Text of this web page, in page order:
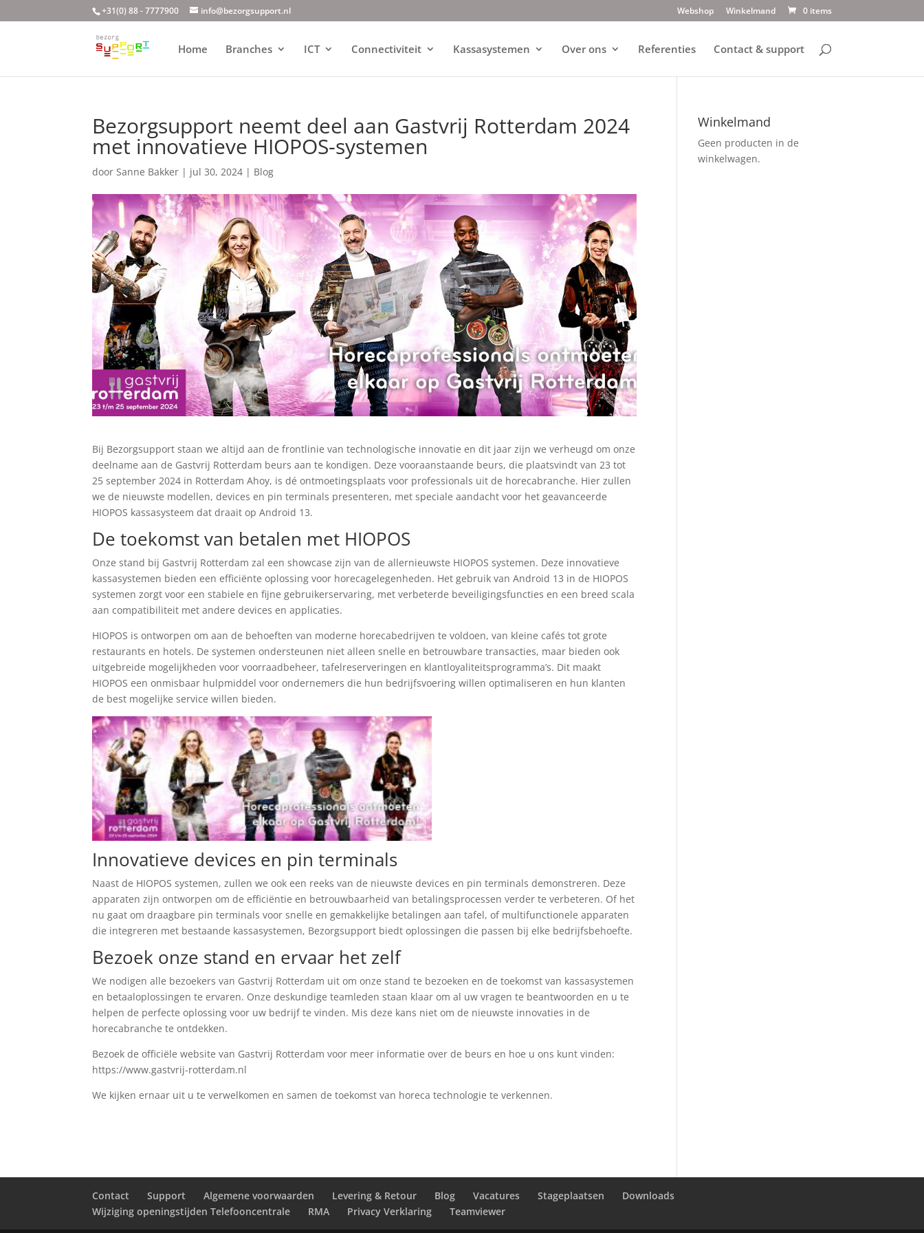
+31(0) 88 - 7777900 info@bezorgsupport.nl Webshop Winkelmand 0 items
Home Branches ICT Connectiviteit Kassasystemen Over ons Referenties Contact & support
Bezorgsupport neemt deel aan Gastvrij Rotterdam 2024
met innovatieve HIOPOS-systemen
doorSanne Bakker | jul 30, 2024 | Blog
Bij Bezorgsupport staan we altijd aan de frontlinie van technologische innovatie en dit jaar zijn we verheugd om onze
deelname aan de Gastvrij Rotterdam beurs aan te kondigen. Deze vooraanstaande beurs, die plaatsvindt van 23 tot
25 september 2024 in Rotterdam Ahoy, is dé ontmoetingsplaats voor professionals uit de horecabranche. Hier zullen
we de nieuwste modellen, devices en pin terminals presenteren, met speciale aandacht voor het geavanceerde
HIOPOS kassasysteem dat draait op Android 13.
De toekomst van betalen met HIOPOS
Onze stand bij Gastvrij Rotterdam zal een showcase zijn van de allernieuwste HIOPOS systemen. Deze innovatieve
kassasystemen bieden een efficiënte oplossing voor horecagelegenheden. Het gebruik van Android 13 in de HIOPOS
systemen zorgt voor een stabiele en fijne gebruikerservaring, met verbeterde beveiligingsfuncties en een breed scala
aan compatibiliteit met andere devices en applicaties.
HIOPOS is ontworpen om aan de behoeften van moderne horecabedrijven te voldoen, van kleine cafés tot grote
restaurants en hotels. De systemen ondersteunen niet alleen snelle en betrouwbare transacties, maar bieden ook
uitgebreide mogelijkheden voor voorraadbeheer, tafelreserveringen en klantloyaliteitsprogramma’s. Dit maakt
HIOPOS een onmisbaar hulpmiddel voor ondernemers die hun bedrijfsvoering willen optimaliseren en hun klanten
de best mogelijke service willen bieden.
Innovatieve devices en pin terminals
Naast de HIOPOS systemen, zullen we ook een reeks van de nieuwste devices en pin terminals demonstreren. Deze
apparaten zijn ontworpen om de efficiëntie en betrouwbaarheid van betalingsprocessen verder te verbeteren. Of het
nu gaat om draagbare pin terminals voor snelle en gemakkelijke betalingen aan tafel, of multifunctionele apparaten
die integreren met bestaande kassasystemen, Bezorgsupport biedt oplossingen die passen bij elke bedrijfsbehoefte.
Bezoek onze stand en ervaar het zelf
We nodigen alle bezoekers van Gastvrij Rotterdam uit om onze stand te bezoeken en de toekomst van kassasystemen
en betaaloplossingen te ervaren. Onze deskundige teamleden staan klaar om al uw vragen te beantwoorden en u te
helpen de perfecte oplossing voor uw bedrijf te vinden. Mis deze kans niet om de nieuwste innovaties in de
horecabranche te ontdekken.
Bezoek de officiële website van Gastvrij Rotterdam voor meer informatie over de beurs en hoe u ons kunt vinden:
https://www.gastvrij-rotterdam.nl
We kijken ernaar uit u te verwelkomen en samen de toekomst van horeca technologie te verkennen.
Winkelmand
Geen producten in de
winkelwagen.
Contact Support Algemene voorwaarden Levering & Retour Blog Vacatures Stageplaatsen
Downloads
Wijziging openingstijden Telefooncentrale
RMA Privacy Verklaring Teamviewer